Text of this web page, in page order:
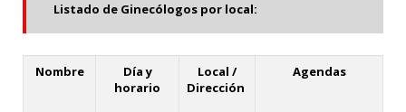
Listado de Ginecólogos por local:
Nombre
Día y
horario
Local /
Dirección
Agendas